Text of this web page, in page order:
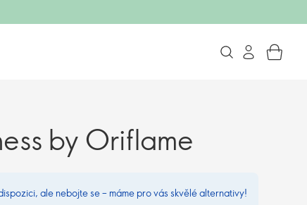
by Oriflame
ale nebojte se – máme pro vás skvělé alternativy!